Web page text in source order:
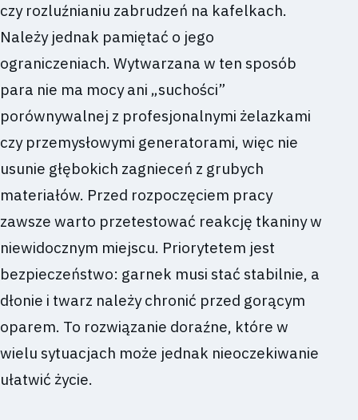
czy rozluźnianiu zabrudzeń na kafelkach.
Należy jednak pamiętać o jego
ograniczeniach. Wytwarzana w ten sposób
para nie ma mocy ani „suchości”
porównywalnej z profesjonalnymi żelazkami
czy przemysłowymi generatorami, więc nie
usunie głębokich zagnieceń z grubych
materiałów. Przed rozpoczęciem pracy
zawsze warto przetestować reakcję tkaniny w
niewidocznym miejscu. Priorytetem jest
bezpieczeństwo: garnek musi stać stabilnie, a
dłonie i twarz należy chronić przed gorącym
oparem. To rozwiązanie doraźne, które w
wielu sytuacjach może jednak nieoczekiwanie
ułatwić życie.